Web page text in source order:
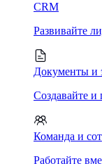
CRM
Развивайте
Документы и
Создавайте и
Команда и
Работайте